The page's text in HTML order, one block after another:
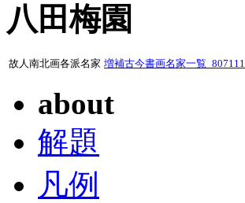
八田梅園
故人南北画各派名家 増補古今書画名家一覧_807111
about
解題
凡例